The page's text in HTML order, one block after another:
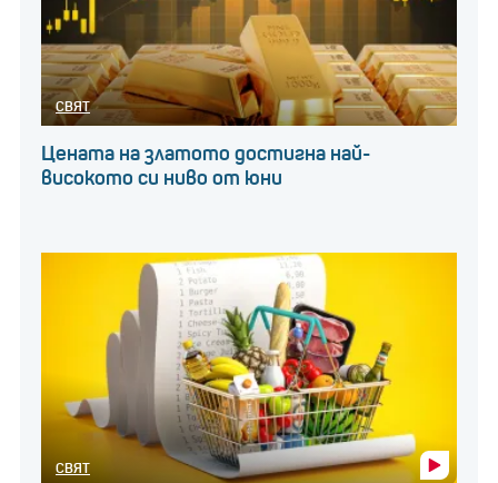
СВЯТ
Цената на златото достигна най-
високото си ниво от юни
СВЯТ